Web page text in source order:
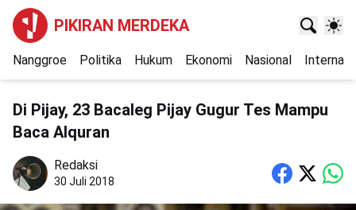
PIKIRAN MERDEKA
Nanggroe Politika Hukum Ekonomi Nasional
Di Pijay, 23 Bacaleg Pijay Gugur Tes Mampu
Baca Alquran
Redaksi
30 Juli 2018